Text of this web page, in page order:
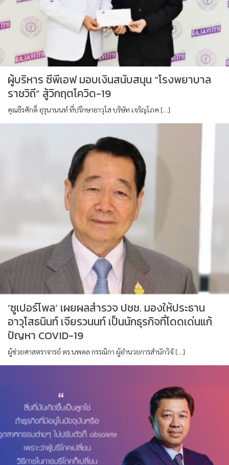
ผู้บริหาร ซีพีเอฟ มอบเงินสนับสนุน “โรงพยาบาล
ราชวิถี” สู้วิกฤตโควิด-19
คุณธีรศักดิ์ อุรุนานนท์ ที่ปรึกษาอาวุโส บริษัท เจริญโภค […]
‘ซูเปอร์โพล’ เผยผลสำรวจ ปชช. มองให้ประธาน
อาวุโสธนินท์ เจียรวนนท์ เป็นนักธุรกิจที่โดดเด่นแก้
ปัญหา COVID-19
ผู้ช่วยศาสตราจารย์ ดร.นพดล กรรณิกา ผู้อำนวยการสำนักวิจั […]